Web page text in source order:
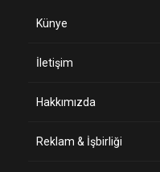
Künye
İletişim
Hakkımızda
Reklam & İşbirliği